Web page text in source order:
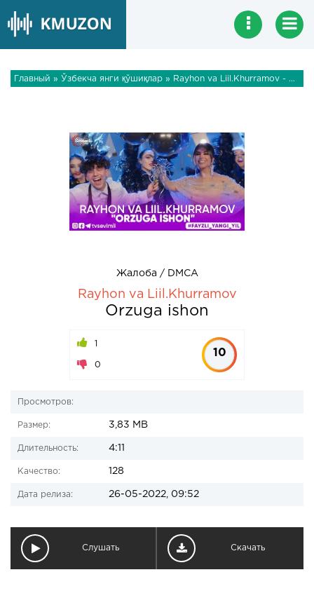
Главный » Ўзбекча янги қўшиқлар » Rayhon va Liil.Khurramov - Orzuga ishon
Жалоба / DMCA
Rayhon va Liil.Khurramov
Orzuga ishon
1
0
10
Просмотров:
Размер: 3,83 MB
Длительность: 4:11
Качество: 128
Дата релиза: 26-05-2022, 09:52
Слушать Скачать